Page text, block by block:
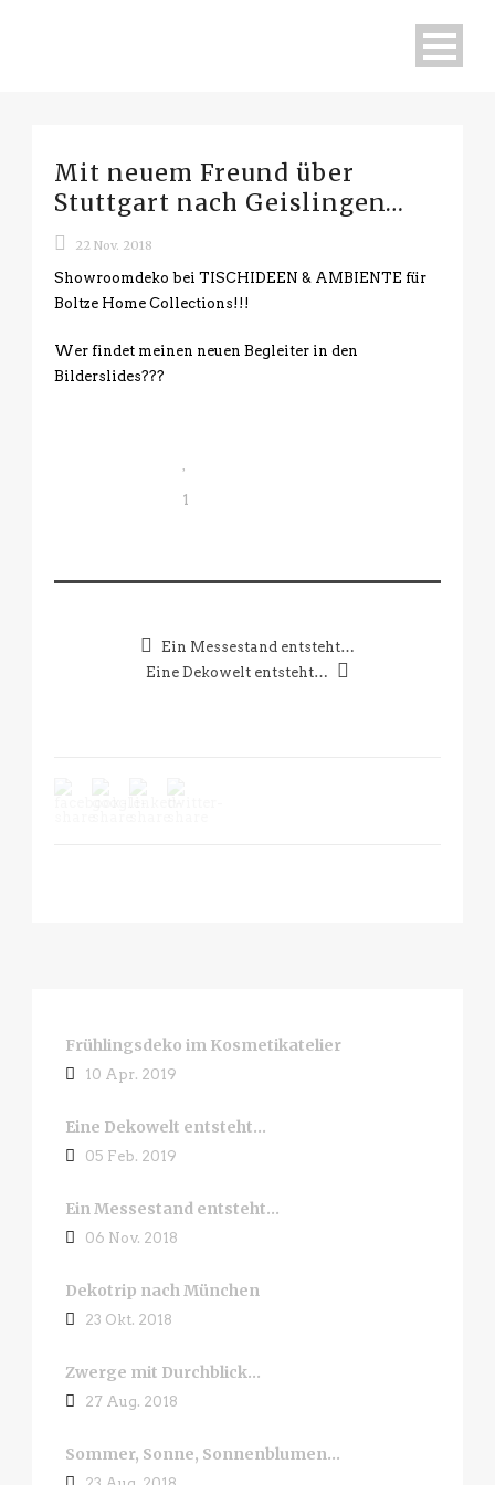
Mit neuem Freund über
Stuttgart nach Geislingen…
22 Nov. 2018
Showroomdeko bei TISCHIDEEN & AMBIENTE für
Boltze Home Collections!!!
Wer findet meinen neuen Begleiter in den
Bilderslides???
1
Ein Messestand entsteht…
Eine Dekowelt entsteht…
Frühlingsdeko im Kosmetikatelier
10 Apr. 2019
Eine Dekowelt entsteht…
05 Feb. 2019
Ein Messestand entsteht…
06 Nov. 2018
Dekotrip nach München
23 Okt. 2018
Zwerge mit Durchblick…
27 Aug. 2018
Sommer, Sonne, Sonnenblumen…